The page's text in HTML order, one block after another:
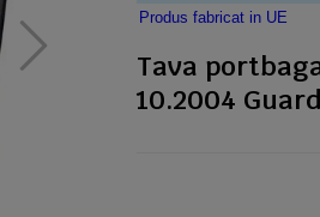
Produs fabricat in UE
Tava
10.2004